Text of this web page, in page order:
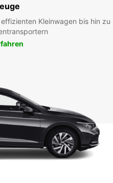
Kleinwagen bis hin zu